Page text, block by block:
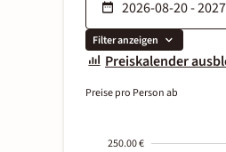
Filter anzeigen
Preiskalender
Preise pro Person ab
250.00 €